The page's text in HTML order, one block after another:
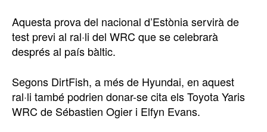
Aquesta prova del nacional d’Estònia servirà de
test previ al ral·li del WRC que se celebrarà
després al país bàltic.
Segons DirtFish, a més de Hyundai, en aquest
ral·li també podrien donar-se cita els Toyota Yaris
WRC de Sébastien Ogier i Elfyn Evans.